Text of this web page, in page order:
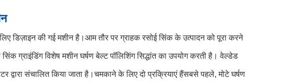
डिज़ाइन की गई मशीन है।आम तौर पर ग्राहक रसोई सिंक के उत्पादन को पूरा करने
ग्राइंडिंग विशेष मशीन घर्षण बेल्ट पॉलिशिंग सिद्धांत का उपयोग करती है। वेल्डेड
संचालित किया जाता है।चमकाने के लिए दो प्रक्रियाएं हैंसबसे पहले, मोटे घर्षण